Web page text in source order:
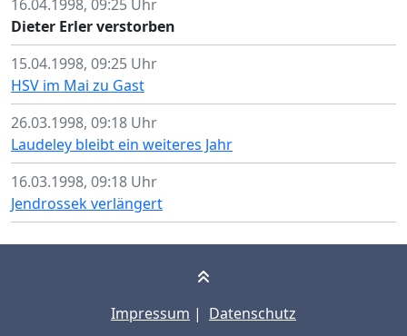
16.04.1998, 09:25 Uhr
Dieter Erler verstorben
15.04.1998, 09:25 Uhr
HSV im Mai zu Gast
26.03.1998, 09:18 Uhr
Laudeley bleibt ein weiteres Jahr
16.03.1998, 09:18 Uhr
Jendrossek verlängert
Impressum | Datenschutz